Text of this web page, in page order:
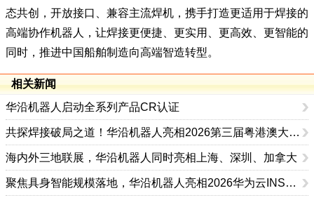
态共创，开放接口、兼容主流焊机，携手打造更适用于焊接的
高端协作机器人，让焊接更便捷、更实用、更高效、更智能的
同时，推进中国船舶制造向高端智造转型。
相关新闻
华沿机器人启动全系列产品CR认证
共探焊接破局之道！华沿机器人亮相2026第三届粤港澳大湾区焊接创新发展论坛
海内外三地联展，华沿机器人同时亮相上海、深圳、加拿大
聚焦具身智能规模落地，华沿机器人亮相2026华为云INSPIRE创想者大会